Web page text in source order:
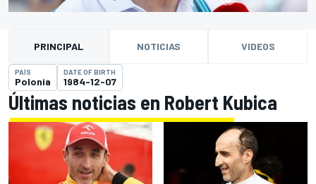
PRINCIPAL NOTICIAS VIDEOS
PAÍS
Polonia
DATE OF BIRTH
1984-12-07
Últimas noticias en Robert Kubica